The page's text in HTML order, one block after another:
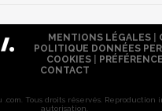
MENTIONS LÉGALES|
POLITIQUE DONNÉES
COOKIES
CONTACT
.com. Tous droits réservés.
autorisation.